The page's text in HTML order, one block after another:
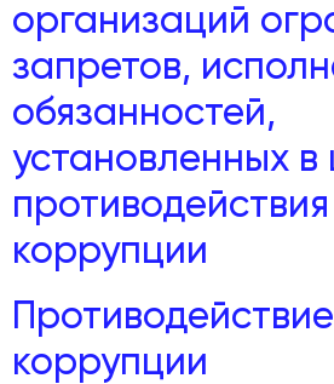
организаций
запретов,
обязанностей,
установленных в
противодействия
коррупции
Противодействие
коррупции